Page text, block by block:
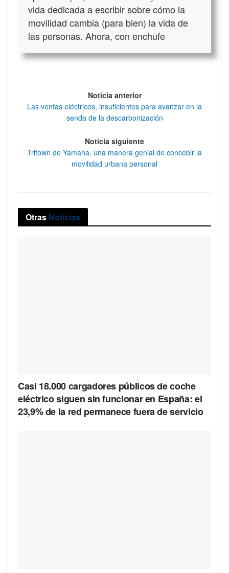
vida dedicada a escribir sobre cómo la
movilidad cambia (para bien) la vida de
las personas. Ahora, con enchufe
Noticia anterior
Las ventas eléctricos, insuficientes para avanzar en la
senda de la descarbonización
Noticia siguiente
Tritown de Yamaha, una manera genial de concebir la
movilidad urbana personal
Otras Noticias
Casi 18.000 cargadores públicos de coche
eléctrico siguen sin funcionar en España: el
23,9% de la red permanece fuera de servicio